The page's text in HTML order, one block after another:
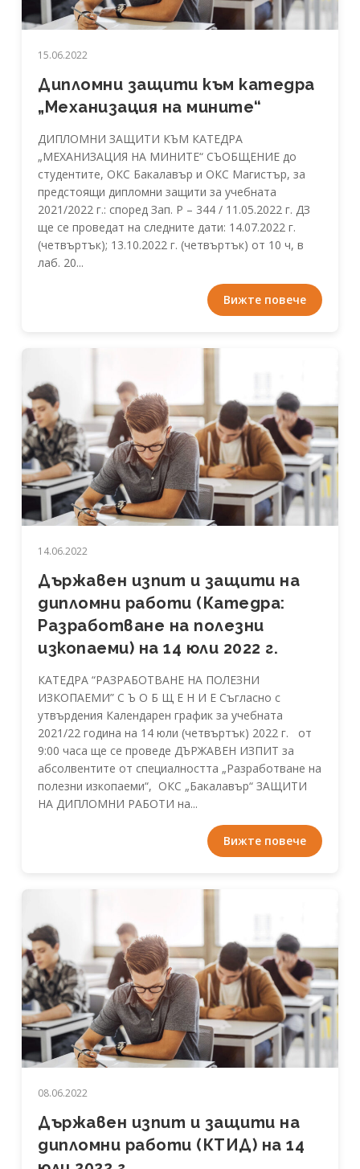
15.06.2022
Дипломни защити към катедра
„Механизация на мините“
ДИПЛОМНИ ЗАЩИТИ КЪМ КАТЕДРА
„МЕХАНИЗАЦИЯ НА МИНИТЕ“ СЪОБЩЕНИЕ до
студентите, ОКС Бакалавър и ОКС Магистър, за
предстоящи дипломни защити за учебната
2021/2022 г.: според Зап. Р – 344 / 11.05.2022 г. ДЗ
ще се проведат на следните дати: 14.07.2022 г.
(четвъртък); 13.10.2022 г. (четвъртък) от 10 ч, в
лаб. 20...
Вижте повече
14.06.2022
Държавен изпит и защити на
дипломни работи (Катедра:
Разработване на полезни
изкопаеми) на 14 юли 2022 г.
КАТЕДРА “РАЗРАБОТВАНЕ НА ПОЛЕЗНИ
ИЗКОПАЕМИ” С Ъ О Б Щ Е Н И Е Съгласно с
утвърдения Календарен график за учебната
2021/22 година на 14 юли (четвъртък) 2022 г. от
9:00 часа ще се проведе ДЪРЖАВЕН ИЗПИТ за
абсолвентите от специалността „Разработване на
полезни изкопаеми“, ОКС „Бакалавър“ ЗАЩИТИ
НА ДИПЛОМНИ РАБОТИ на...
Вижте повече
08.06.2022
Държавен изпит и защити на
дипломни работи (КТИД) на 14